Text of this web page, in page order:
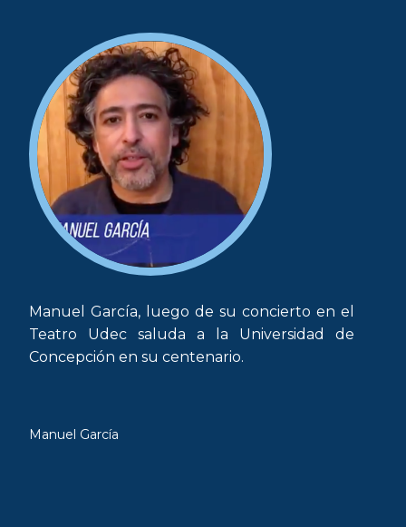
Manuel García, luego de su concierto en el
Teatro Udec saluda a la Universidad de
Concepción en su centenario.
Manuel García